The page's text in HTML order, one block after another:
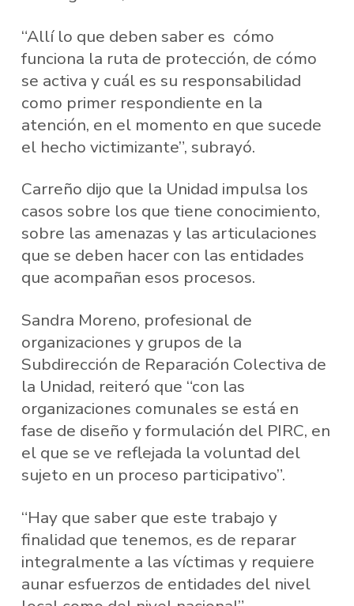
“Allí lo que deben saber es cómo
funciona la ruta de protección, de cómo
se activa y cuál es su responsabilidad
como primer respondiente en la
atención, en el momento en que sucede
el hecho victimizante”, subrayó.
Carreño dijo que la Unidad impulsa los
casos sobre los que tiene conocimiento,
sobre las amenazas y las articulaciones
que se deben hacer con las entidades
que acompañan esos procesos.
Sandra Moreno, profesional de
organizaciones y grupos de la
Subdirección de Reparación Colectiva de
la Unidad, reiteró que “con las
organizaciones comunales se está en
fase de diseño y formulación del PIRC, en
el que se ve reflejada la voluntad del
sujeto en un proceso participativo”.
“Hay que saber que este trabajo y
finalidad que tenemos, es de reparar
integralmente a las víctimas y requiere
aunar esfuerzos de entidades del nivel